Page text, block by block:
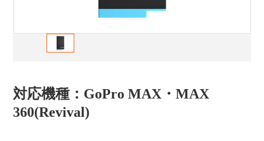
対応機種：GoPro MAX・MAX
360(Revival)